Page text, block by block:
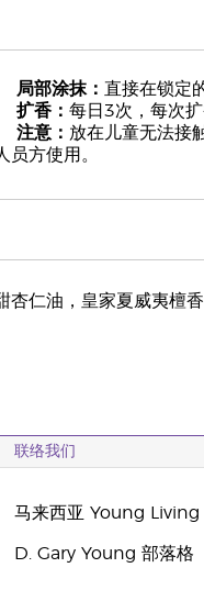
局部涂抹： 直接在锁定
扩香： 每日3次，每次扩
注意： 放在儿童无法接
员方使用。
杏仁油，皇家夏威夷檀
联络我们
马来西亚 Young Living
D. Gary Young 部落格